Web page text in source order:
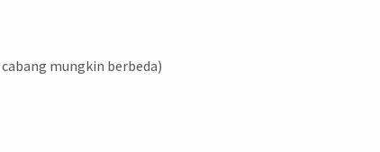
mungkin berbeda)